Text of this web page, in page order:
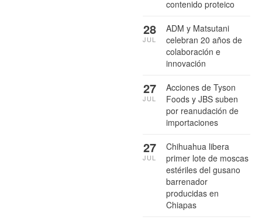
contenido proteico
ADM y Matsutani
celebran 20 años de
colaboración e
innovación
28
JUL
Acciones de Tyson
Foods y JBS suben
por reanudación de
importaciones
27
JUL
Chihuahua libera
primer lote de moscas
estériles del gusano
barrenador
producidas en
Chiapas
27
JUL